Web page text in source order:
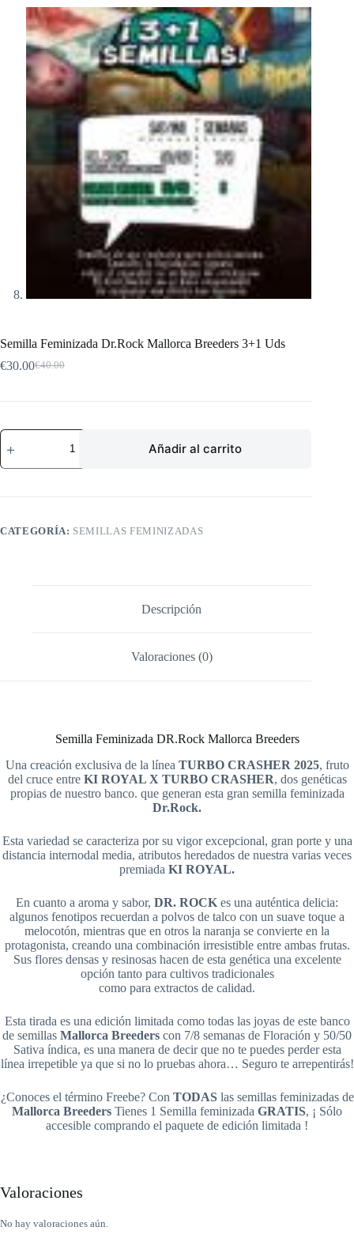
Semilla Feminizada Dr.Rock Mallorca Breeders 3+1 Uds
€40.00
El
original
€40.00.
€30.00El
actual
€30.00.
Semilla
Feminizada
cantidad
Añadir al carrito
CATEGORÍA: SEMILLAS FEMINIZADAS
Descripción
Valoraciones (0)
Semilla Feminizada DR.Rock Mallorca Breeders
Una creación exclusiva de la línea TURBO CRASHER 2025, fruto
del cruce entre KI ROYAL X TURBO CRASHER, dos genéticas
propias de nuestro banco. que generan esta gran semilla feminizada
Dr.Rock.
Esta variedad se caracteriza por su vigor excepcional, gran porte y una
distancia internodal media, atributos heredados de nuestra varias veces
premiada KI ROYAL.
En cuanto a aroma y sabor, DR. ROCK es una auténtica delicia:
algunos fenotipos recuerdan a polvos de talco con un suave toque a
melocotón, mientras que en otros la naranja se convierte en la
protagonista, creando una combinación irresistible entre ambas frutas.
Sus flores densas y resinosas hacen de esta genética una excelente
opción tanto para cultivos tradicionales
como para extractos de calidad.
Esta tirada es una edición limitada como todas las joyas de este banco
de semillas Mallorca Breeders con 7/8 semanas de Floración y 50/50
Sativa índica, es una manera de decir que no te puedes perder esta
línea irrepetible ya que si no lo pruebas ahora… Seguro te arrepentirás!
¿Conoces el término Freebe? Con TODASlas semillas feminizadas de
Mallorca Breeders Tienes 1 Semilla feminizada GRATIS, ¡ Sólo
accesible comprando el paquete de edición limitada !
Valoraciones
No hay valoraciones aún.